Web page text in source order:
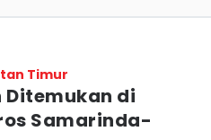
Timur
Ditemukan di
Samarinda-